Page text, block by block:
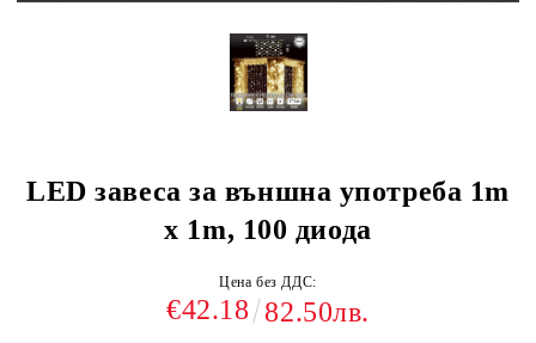
LED завеса за външна употреба 1m
x 1m, 100 диода
Цена без ДДС:
€42.18 82.50лв.